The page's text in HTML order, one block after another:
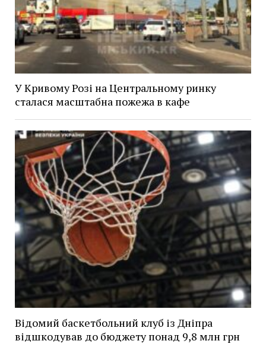
У Кривому Розі на Центральному ринку
сталася масштабна пожежа в кафе
Відомий баскетбольний клуб із Дніпра
відшкодував до бюджету понад 9,8 млн грн